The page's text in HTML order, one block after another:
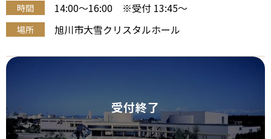
時間 14:00～16:00 ※受付 13:45～
場所 旭川市大雪クリスタルホール